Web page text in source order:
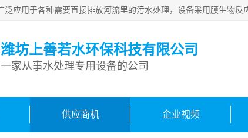
潍坊上善若水环保科技有限公司
一家从事水处理专用设备的公司
供应商机 企业视频